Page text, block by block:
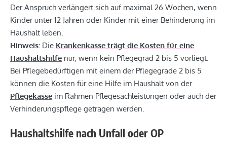
Der Anspruch verlängert sich auf maximal 26 Wochen, wenn
Kinder unter 12 Jahren oder Kinder mit einer Behinderung im
Haushalt leben.
Hinweis: Die Krankenkasse trägt die Kosten für eine
Haushaltshilfe nur, wenn kein Pflegegrad 2 bis 5 vorliegt.
Bei Pflegebedürftigen mit einem der Pflegegrade 2 bis 5
können die Kosten für eine Hilfe im Haushalt von der
Pflegekasse im Rahmen Pflegesachleistungen oder auch der
Verhinderungspflege getragen werden.
Haushaltshilfe nach Unfall oder OP